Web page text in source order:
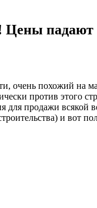
Цены падают
очень похожий на
против этого
для продажи
и вот